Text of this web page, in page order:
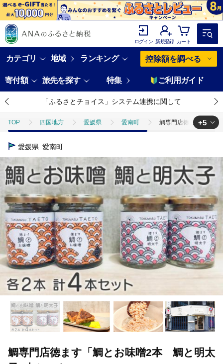
ログイン 新規登録 カート
カテゴリ 地域 ランキング 控除額を調べる
寄付額 旅先を探す 特集 ご利用ガイド
「ふるさとチョイス」システム連携に関して
TOP 四国地方 愛媛県 愛南町 鯛専門店徳ます「鯛
TOP
TOP 加工食品 鯛専門店徳ます「鯛とお味噌2本 鯛と明太子2本セ
TOP 加工食品 調味料 鯛専門店徳ます「鯛とお味噌2本 鯛
TOP 加工食品 調味料 味噌 鯛専門店徳ます「鯛と
+5
愛媛県 愛南町
鯛専門店徳ます「鯛とお味噌2本 鯛と明太